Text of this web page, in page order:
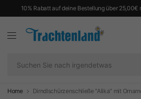
10% Rabatt auf deine Bestellung über 25,00€
Home Dirndlschürzenschließe "Alika" mit